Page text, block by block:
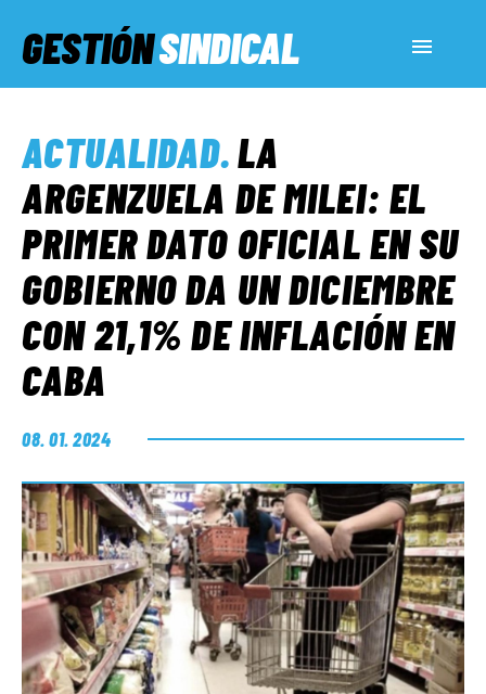
GESTIÓNSINDICAL
SERVICIOS SOCIALES
INFORMES ESPECIALES
FUERA DE MEGÁFONO
ACTUALIDAD.LA
ARGENZUELA DE MILEI: EL
PRIMER DATO OFICIAL EN SU
GOBIERNO DA UN DICIEMBRE
CON 21,1% DE INFLACIÓN EN
CABA
08. 01. 2024